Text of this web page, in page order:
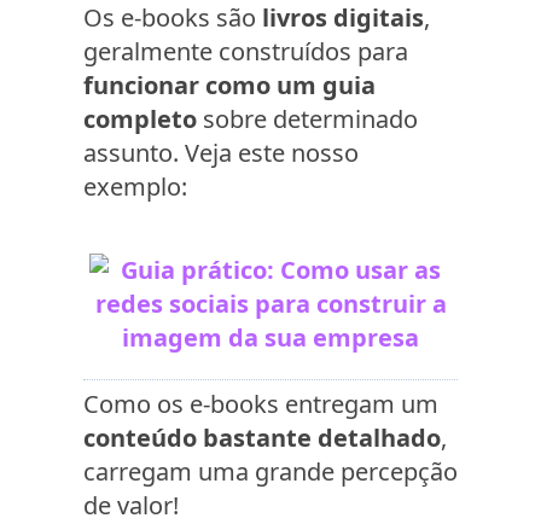
Os e-books são livros digitais,
geralmente construídos para
funcionar como um guia
completo sobre determinado
assunto. Veja este nosso
exemplo:
Como os e-books entregam um
conteúdo bastante detalhado,
carregam uma grande percepção
de valor!